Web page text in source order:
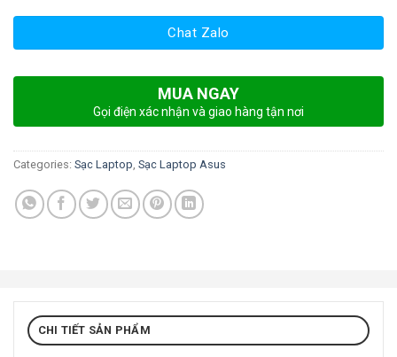
Chat Zalo
MUA NGAY
Gọi điện xác nhận và giao hàng tận nơi
Categories: Sạc Laptop Sạc Laptop Asus
CHI TIẾT SẢN PHẨM